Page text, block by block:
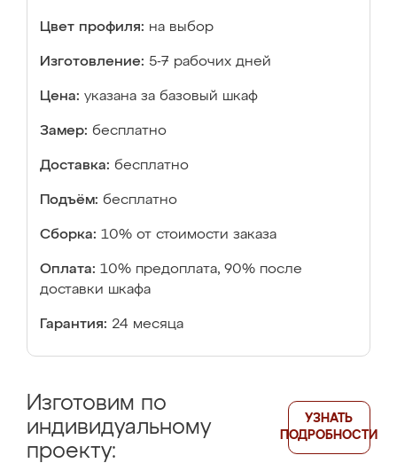
Цвет профиля: на выбор
Изготовление: 5-7 рабочих дней
Цена: указана за базовый шкаф
Замер: бесплатно
Доставка: бесплатно
Подъём: бесплатно
Сборка: 10% от стоимости заказа
Оплата: 10% предоплата, 90% после
доставки шкафа
Гарантия: 24 месяца
Изготовим по
индивидуальному
проекту:
УЗНАТЬ
ПОДРОБНОСТИ